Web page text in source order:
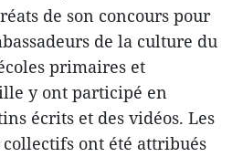
de son concours pour
de la culture du
primaires et
y ont participé en
écrits et des vidéos. Les
ont été attribués